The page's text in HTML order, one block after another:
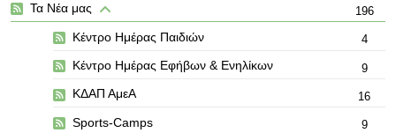
Τα Νέα μας 196
Κέντρο Ημέρας Παιδιών 4
Κέντρο Ημέρας Εφήβων & Ενηλίκων 9
ΚΔΑΠ ΑμεΑ 16
Sports-Camps 9